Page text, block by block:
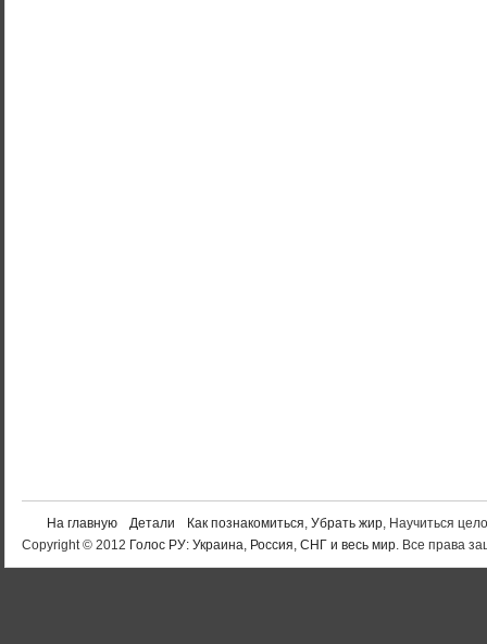
На главную Детали Как познакомиться, Убрать жир, Научиться
Copyright © 2012 Голос РУ: Украина, Россия, СНГ и весь мир. Все права